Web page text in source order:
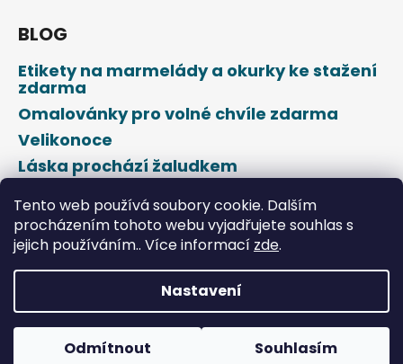
Tento web používá soubory cookie. Dalším
procházením tohoto webu vyjadřujete souhlas s
jejich používáním.. Více informací zde.
Nastavení
Odmítnout Souhlasím
í
?
HLEDAT
D
o
o
r
BLOG
Etikety na marmelády a okurky ke stažení
zdarma
Omalovánky pro volné chvíle zdarma
Velikonoce
Láska prochází žaludkem
Vytvořil Shoptet
Copyright 2026DROPAP . Všechna práva vyhrazena.